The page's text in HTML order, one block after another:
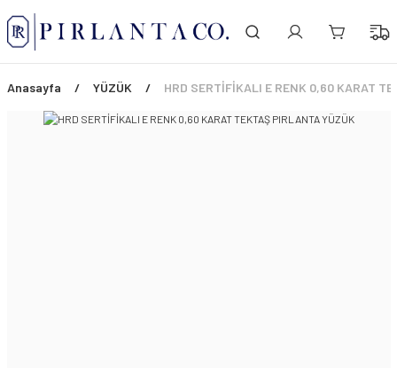
PEŞİN FİYATINA 3 TAKSİT!
ŞİMDİ TÜM ÜRÜNLERDE %45 İNDİRİM FIRSATI
Anasayfa YÜZÜK HRD SERTİFİKALI E RENK 0,60 KARAT